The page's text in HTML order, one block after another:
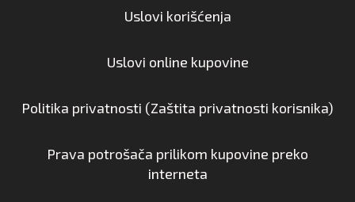
Uslovi korišćenja
Uslovi online kupovine
Politika privatnosti (Zaštita privatnosti korisnika)
Prava potrošača prilikom kupovine preko
interneta